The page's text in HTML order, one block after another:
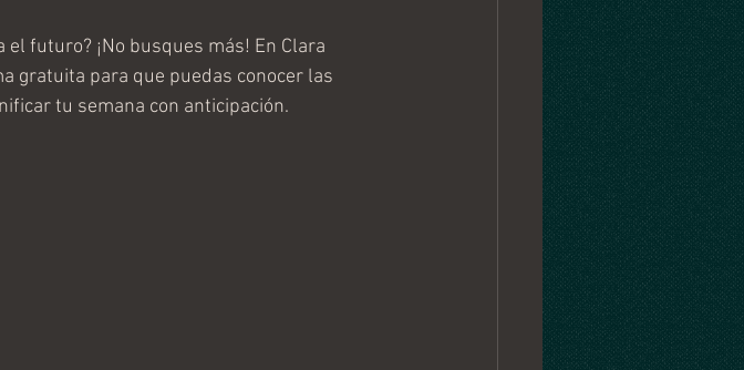
futuro? ¡No busques más! En Clara
gratuita para que puedas conocer las
tu semana con anticipación.